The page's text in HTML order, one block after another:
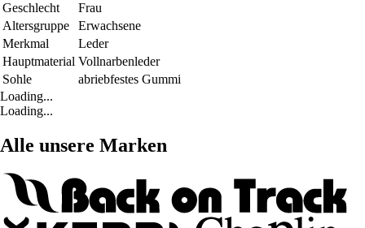
Geschlecht
Frau
Altersgruppe
Erwachsene
Merkmal
Leder
Hauptmaterial Vollnarbenleder
Sohle
abriebfestes Gummi
Loading...
Loading...
Alle unsere Marken